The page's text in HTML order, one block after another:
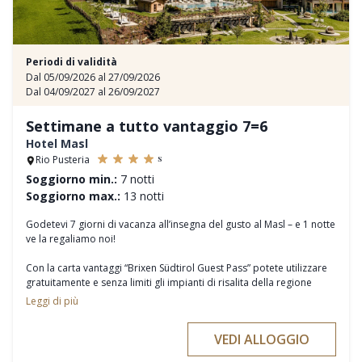
Periodi di validità
Dal 05/09/2026 al 27/09/2026
Dal 04/09/2027 al 26/09/2027
Settimane a tutto vantaggio 7=6
Hotel Masl
Rio Pusteria s
Soggiorno min.: 7 notti
Soggiorno max.: 13 notti
Godetevi 7 giorni di vacanza all’insegna del gusto al Masl – e 1 notte
ve la regaliamo noi!
Con la carta vantaggi “Brixen Südtirol Guest Pass” potete utilizzare
gratuitamente e senza limiti gli impianti di risalita della regione
turistica e della Plose, nonché tutti i mezzi di trasporto pubblici
dell’Alto Adige.
Da lunedì a venerdì la nostra guida escursionistica vi accompagna
direttamente dall’hotel ai luoghi più belli dei dintorni. E nel
Leggi di più
VEDI ALLOGGIO